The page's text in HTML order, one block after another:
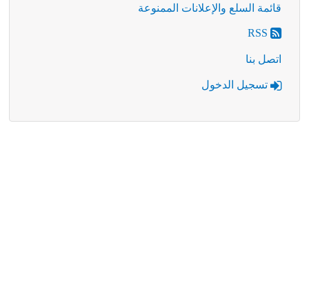
قائمة السلع والإعلانات الممنوعة
RSS
اتصل بنا
تسجيل الدخول